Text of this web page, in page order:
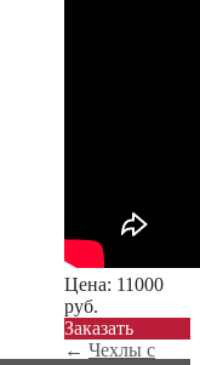
Цена: 11000
руб.
Заказать
← Чехлы с